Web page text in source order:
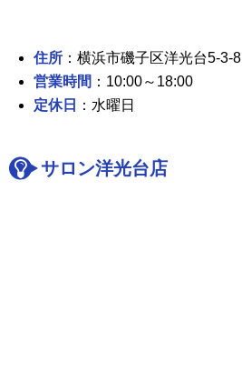
住所 ：横浜市磯子区洋光台5-3-8
営業時間 ：10:00～18:00
定休日
：水曜日
サロン洋光台店